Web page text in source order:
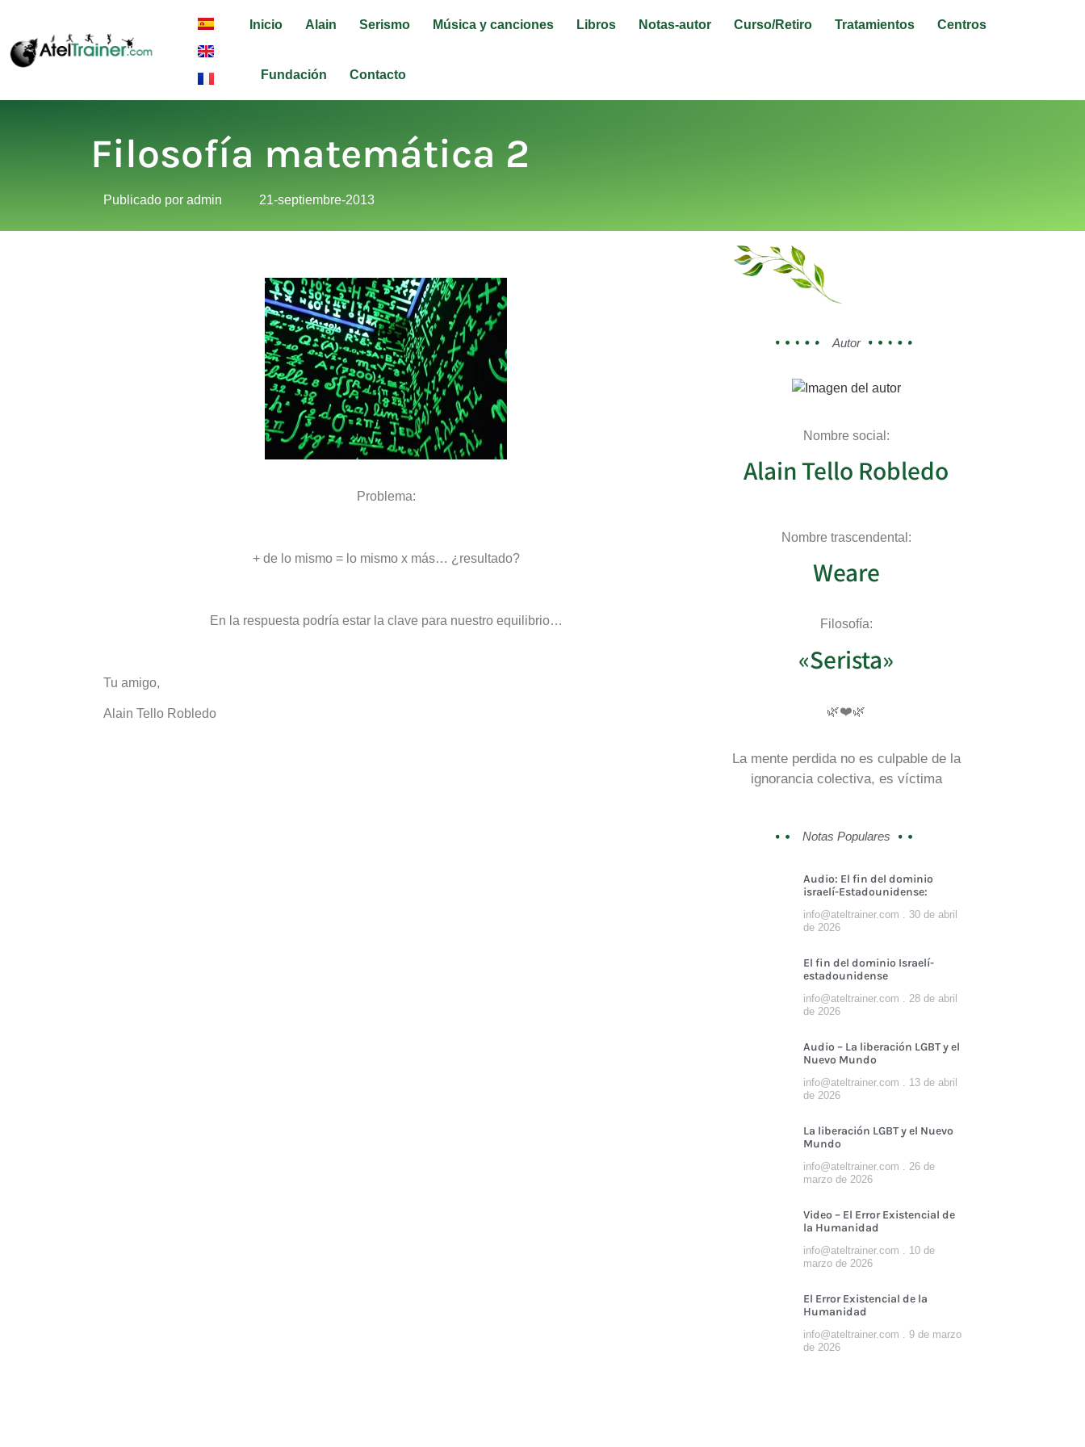
Inicio Alain Serismo Música y canciones Libros Notas-autor Curso/Retiro Tratamientos Centros
Fundación Contacto
Filosofía matemática 2
Publicado por admin 21-septiembre-2013
Problema:
+ de lo mismo = lo mismo x más… ¿resultado?
En la respuesta podría estar la clave para nuestro equilibrio…
Tu amigo,
Alain Tello Robledo
Autor
Nombre social:
Alain Tello Robledo
Nombre trascendental:
Weare
Filosofía:
«Serista»
🌿❤️🌿
La mente perdida no es culpable de la
ignorancia colectiva, es víctima
Notas Populares
Audio: El fin del dominio
israelí-Estadounidense:
info@ateltrainer.com
30 de abril
de 2026
El fin del dominio Israelí-
estadounidense
info@ateltrainer.com
28 de abril
de 2026
Audio – La liberación LGBT y el
Nuevo Mundo
info@ateltrainer.com
13 de abril
de 2026
La liberación LGBT y el Nuevo
Mundo
info@ateltrainer.com
26 de
marzo de 2026
Video – El Error Existencial de
la Humanidad
info@ateltrainer.com
10 de
marzo de 2026
El Error Existencial de la
Humanidad
info@ateltrainer.com
9 de marzo
de 2026